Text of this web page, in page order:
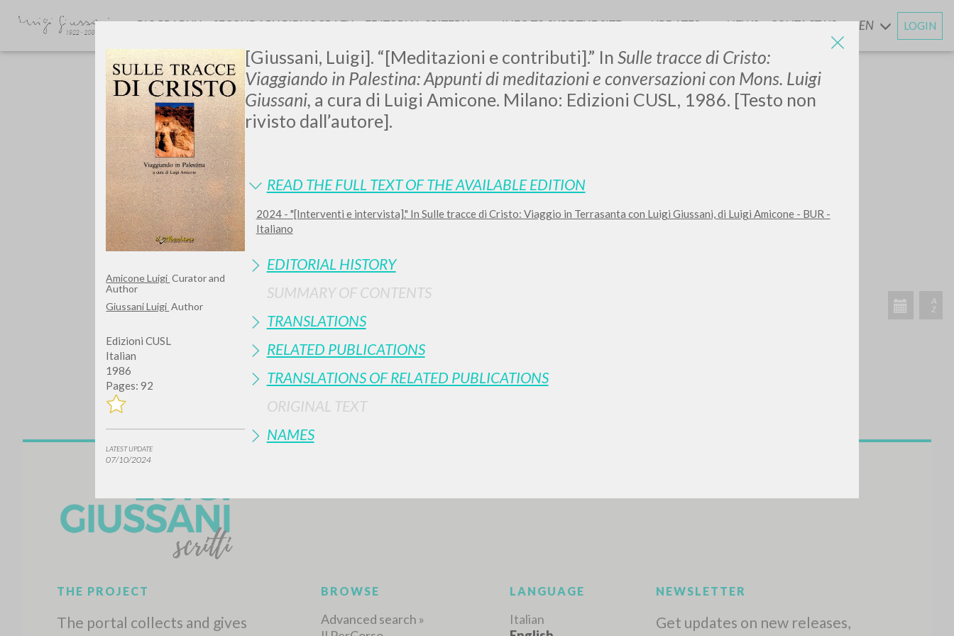
Amicone Luigi Curator and
Author
Giussani Luigi Author
Edizioni CUSL
Italian
1986
Pages: 92
LATEST UPDATE
07/10/2024
[Giussani, Luigi]. “[Meditazioni e contributi].” In Sulle tracce di Cristo:
Viaggiando in Palestina: Appunti di meditazioni e conversazioni con Mons. Luigi
Giussani, a cura di Luigi Amicone. Milano: Edizioni CUSL, 1986. [Testo non
rivisto dall’autore].
READ THE FULL TEXT OF THE AVAILABLE EDITION
2024 - "[Interventi e intervista]." In Sulle tracce di Cristo: Viaggio in Terrasanta con Luigi Giussani, di Luigi Amicone - BUR -
Italiano
EDITORIAL HISTORY
SUMMARY OF CONTENTS
TRANSLATIONS
RELATED PUBLICATIONS
TRANSLATIONS OF RELATED PUBLICATIONS
ORIGINAL TEXT
NAMES
LUIGI
GIUSSANI
scritti
BIOGRAPHY SECONDARY BIBLIOGRAFY EDITORIAL CRITERIA INFO TO SURF THE SITE UPDATESANDNEWS CONTACT US EN LOGIN
0RESULTS FOUND
TYPE OF WORK